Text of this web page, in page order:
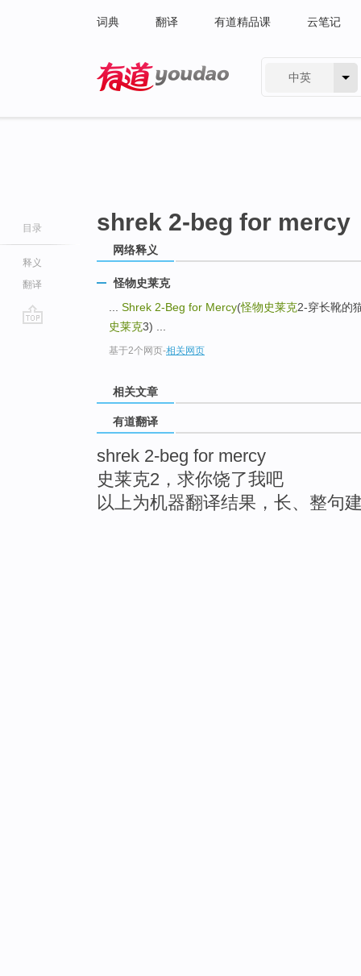
词典 翻译 有道精品课 云笔记
中英
目录
释义
翻译
shrek 2-beg for mercy
网络释义
怪物史莱克
Shrek 2-Beg for Mercy(怪物史莱克2-穿长靴的
史莱克3) ...
基于2个网页-相关网页
相关文章
有道翻译
shrek 2-beg for mercy
史莱克2，求你饶了我吧
以上为机器翻译结果，长、整句